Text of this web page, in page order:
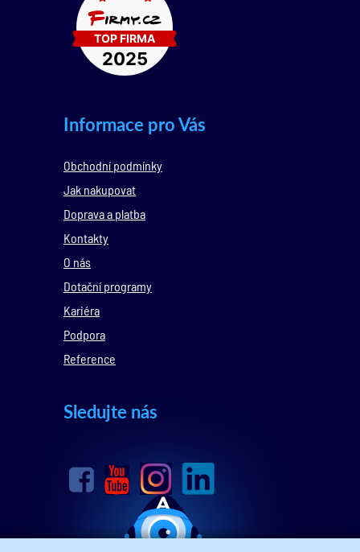
Informace pro Vás
Obchodní podmínky
Jak nakupovat
Doprava a platba
Kontakty
O nás
Dotační programy
Kariéra
Podpora
Reference
Sledujte nás